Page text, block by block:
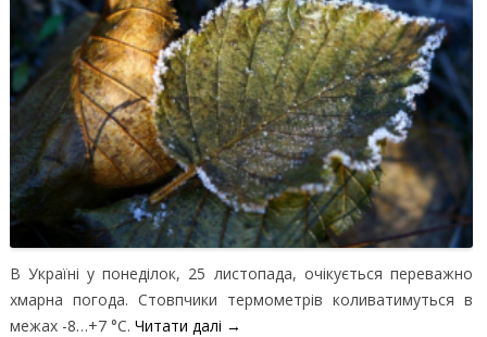
В Україні у понеділок, 25 листопада, очікується переважно
хмарна погода. Стовпчики термометрів коливатимуться в
межах -8…+7 °C. Читати далі →